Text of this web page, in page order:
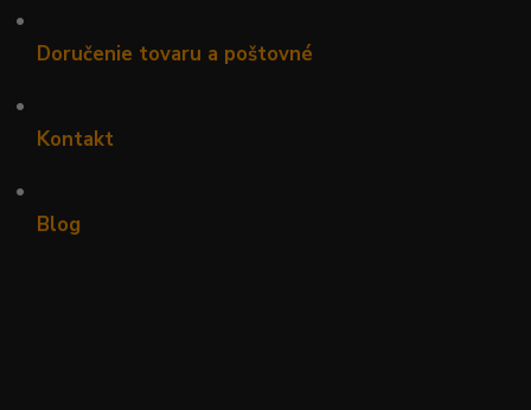
•
Doručenie tovaru a poštovné
•
Kontakt
•
Blog